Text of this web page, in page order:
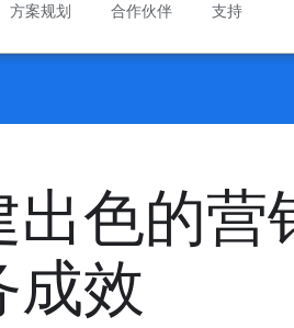
方案规划 合作伙伴 支持
色的营
成效